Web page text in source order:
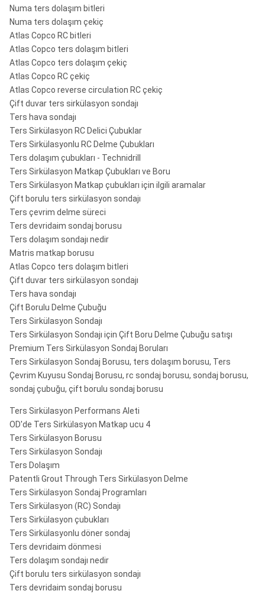
Numa ters dolaşım bitleri
Numa ters dolaşım çekiç
Atlas Copco RC bitleri
Atlas Copco ters dolaşım bitleri
Atlas Copco ters dolaşım çekiç
Atlas Copco RC çekiç
Atlas Copco reverse circulation RC çekiç
Çift duvar ters sirkülasyon sondajı
Ters hava sondajı
Ters Sirkülasyon RC Delici Çubuklar
Ters Sirkülasyonlu RC Delme Çubukları
Ters dolaşım çubukları - Technidrill
Ters Sirkülasyon Matkap Çubukları ve Boru
Ters Sirkülasyon Matkap çubukları için ilgili aramalar
Çift borulu ters sirkülasyon sondajı
Ters çevrim delme süreci
Ters devridaim sondaj borusu
Ters dolaşım sondajı nedir
Matris matkap borusu
Atlas Copco ters dolaşım bitleri
Çift duvar ters sirkülasyon sondajı
Ters hava sondajı
Çift Borulu Delme Çubuğu
Ters Sirkülasyon Sondajı
Ters Sirkülasyon Sondajı için Çift Boru Delme Çubuğu satışı
Premium Ters Sirkülasyon Sondaj Boruları
Ters Sirkülasyon Sondaj Borusu, ters dolaşım borusu, Ters
Çevrim Kuyusu Sondaj Borusu, rc sondaj borusu, sondaj borusu,
sondaj çubuğu, çift borulu sondaj borusu
Ters Sirkülasyon Performans Aleti
OD'de Ters Sirkülasyon Matkap ucu 4
Ters Sirkülasyon Borusu
Ters Sirkülasyon Sondajı
Ters Dolaşım
Patentli Grout Through Ters Sirkülasyon Delme
Ters Sirkülasyon Sondaj Programları
Ters Sirkülasyon (RC) Sondajı
Ters Sirkülasyon çubukları
Ters Sirkülasyonlu döner sondaj
Ters devridaim dönmesi
Ters dolaşım sondajı nedir
Çift borulu ters sirkülasyon sondajı
Ters devridaim sondaj borusu